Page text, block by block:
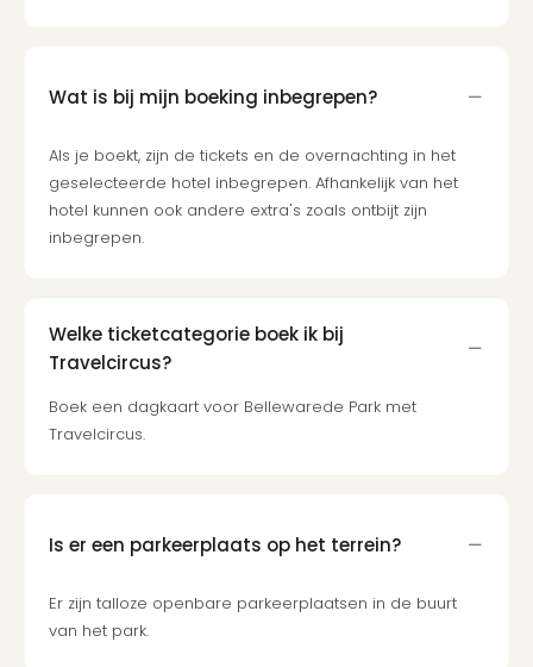
Wat is bij mijn boeking inbegrepen?
Als je boekt, zijn de tickets en de overnachting in het
geselecteerde hotel inbegrepen. Afhankelijk van het
hotel kunnen ook andere extra's zoals ontbijt zijn
inbegrepen.
Welke ticketcategorie boek ik bij
Travelcircus?
Boek een dagkaart voor Bellewarede Park met
Travelcircus.
Is er een parkeerplaats op het terrein?
Er zijn talloze openbare parkeerplaatsen in de buurt
van het park.